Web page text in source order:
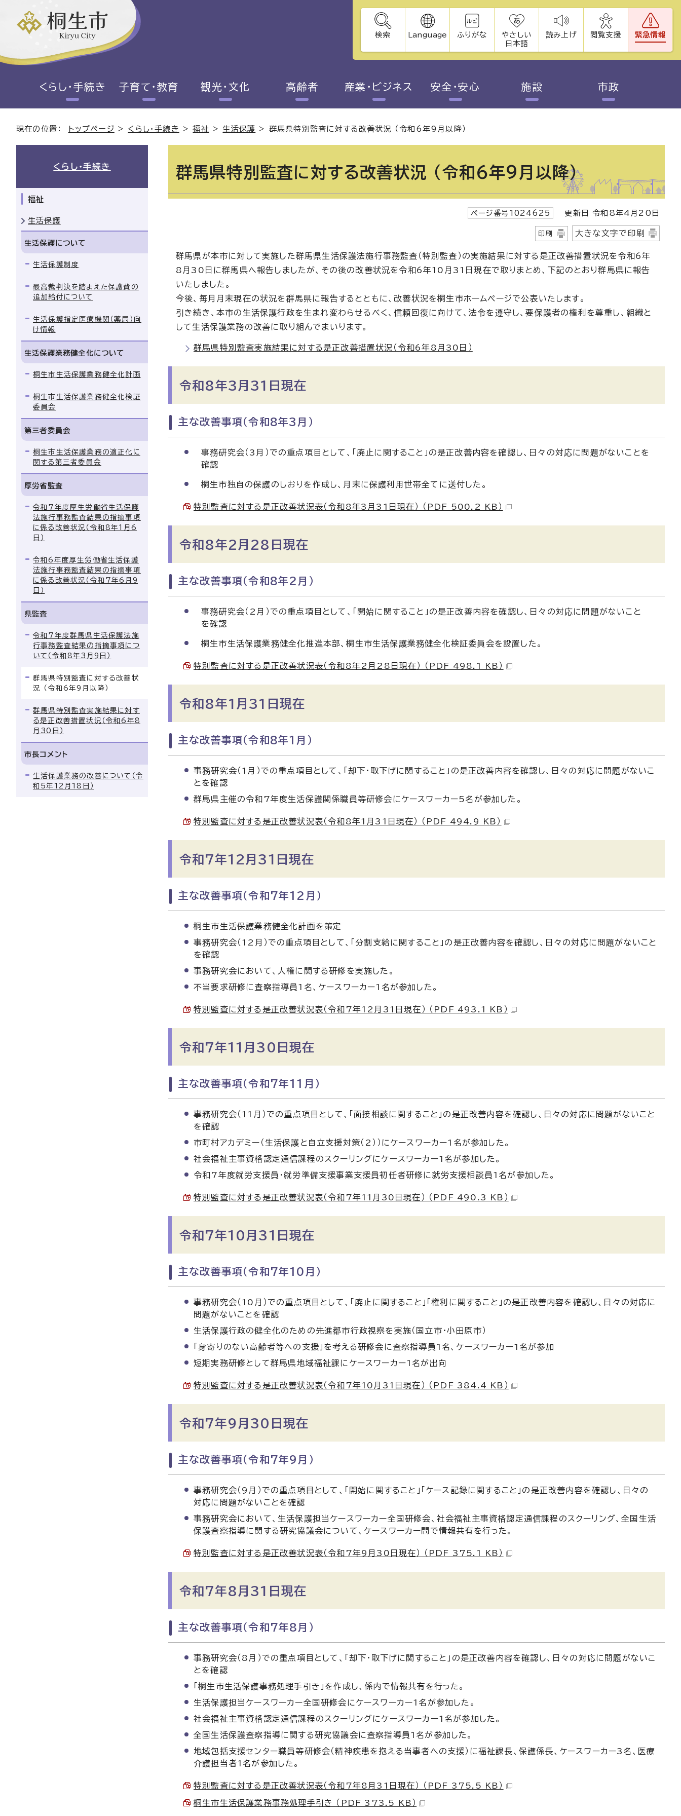
検索 Language ふりがな
やさしい
日本語
読み上げ 閲覧支援 緊急情報
くらし・手続き 子育て・教育 観光・文化 高齢者 産業・ビジネス 安全・安心 施設 市政
現在の位置： トップページ > くらし・手続き >福祉 > 生活保護 > 群馬県特別監査に対する改善状況 （令和6年9月以降）
群馬県特別監査に対する改善状況 （令和6年9月以降）
ページ番号1024625 更新日 令和8年4月20日
印刷 大きな文字で印刷
群馬県が本市に対して実施した群馬県生活保護法施行事務監査（特別監査）の実施結果に対する是正改善措置状況を令和6年
8月30日に群馬県へ報告しましたが、その後の改善状況を令和6年10月31日現在で取りまとめ、下記のとおり群馬県に報告
いたしました。
今後、毎月月末現在の状況を群馬県に報告するとともに、改善状況を桐生市ホームページで公表いたします。
引き続き、本市の生活保護行政を生まれ変わらせるべく、信頼回復に向けて、法令を遵守し、要保護者の権利を尊重し、組織と
して生活保護業務の改善に取り組んでまいります。
群馬県特別監査実施結果に対する是正改善措置状況（令和6年8月30日）
令和8年3月31日現在
主な改善事項（令和8年3月）
事務研究会（3月）での重点項目として、「廃止に関すること」の是正改善内容を確認し、日々の対応に問題がないことを
確認
桐生市独自の保護のしおりを作成し、月末に保護利用世帯全てに送付した。
特別監査に対する是正改善状況表（令和8年3月31日現在） （PDF 500.2 KB）
令和8年2月28日現在
主な改善事項（令和8年2月）
事務研究会（2月）での重点項目として、「開始に関すること」の是正改善内容を確認し、日々の対応に問題がないこと
を確認
桐生市生活保護業務健全化推進本部、桐生市生活保護業務健全化検証委員会を設置した。
特別監査に対する是正改善状況表（令和8年2月28日現在） （PDF 498.1 KB）
令和8年1月31日現在
主な改善事項（令和8年1月）
事務研究会（1月）での重点項目として、「却下・取下げに関すること」の是正改善内容を確認し、日々の対応に問題がないこ
とを確認
群馬県主催の令和7年度生活保護関係職員等研修会にケースワーカー5名が参加した。
特別監査に対する是正改善状況表（令和8年1月31日現在） （PDF 494.9 KB）
令和7年12月31日現在
主な改善事項（令和7年12月）
桐生市生活保護業務健全化計画を策定
事務研究会（12月）での重点項目として、「分割支給に関すること」の是正改善内容を確認し、日々の対応に問題がないこと
を確認
事務研究会において、人権に関する研修を実施した。
不当要求研修に査察指導員1名、ケースワーカー1名が参加した。
特別監査に対する是正改善状況表（令和7年12月31日現在） （PDF 493.1 KB）
令和7年11月30日現在
主な改善事項（令和7年11月）
事務研究会（11月）での重点項目として、「面接相談に関すること」の是正改善内容を確認し、日々の対応に問題がないこと
を確認
市町村アカデミー（生活保護と自立支援対策（2））にケースワーカー1名が参加した。
社会福祉主事資格認定通信課程のスクーリングにケースワーカー1名が参加した。
令和7年度就労支援員・就労準備支援事業支援員初任者研修に就労支援相談員1名が参加した。
特別監査に対する是正改善状況表（令和7年11月30日現在） （PDF 490.3 KB）
令和7年10月31日現在
主な改善事項（令和7年10月）
事務研究会（10月）での重点項目として、「廃止に関すること」「権利に関すること」の是正改善内容を確認し、日々の対応に
問題がないことを確認
生活保護行政の健全化のための先進都市行政視察を実施（国立市・小田原市）
「身寄りのない高齢者等への支援」を考える研修会に査察指導員1名、ケースワーカー1名が参加
短期実務研修として群馬県地域福祉課にケースワーカー1名が出向
特別監査に対する是正改善状況表（令和7年10月31日現在） （PDF 384.4 KB）
令和7年9月30日現在
主な改善事項（令和7年9月）
事務研究会（9月）での重点項目として、「開始に関すること」「ケース記録に関すること」の是正改善内容を確認し、日々の
対応に問題がないことを確認
事務研究会において、生活保護担当ケースワーカー全国研修会、社会福祉主事資格認定通信課程のスクーリング、全国生活
保護査察指導に関する研究協議会について、ケースワーカー間で情報共有を行った。
特別監査に対する是正改善状況表（令和7年9月30日現在） （PDF 375.1 KB）
令和7年8月31日現在
主な改善事項（令和7年8月）
事務研究会（8月）での重点項目として、「却下・取下げに関すること」の是正改善内容を確認し、日々の対応に問題がないこ
とを確認
「桐生市生活保護事務処理手引き」を作成し、係内で情報共有を行った。
生活保護担当ケースワーカー全国研修会にケースワーカー1名が参加した。
社会福祉主事資格認定通信課程のスクーリングにケースワーカー1名が参加した。
全国生活保護査察指導に関する研究協議会に査察指導員1名が参加した。
地域包括支援センター職員等研修会（精神疾患を抱える当事者への支援）に福祉課長、保護係長、ケースワーカー3名、医療
介護担当者1名が参加した。
特別監査に対する是正改善状況表（令和7年8月31日現在） （PDF 375.5 KB）
桐生市生活保護業務事務処理手引き （PDF 373.5 KB）
くらし・手続き
福祉
生活保護
生活保護について
生活保護制度
最高裁判決を踏まえた保護費の
追加給付について
生活保護指定医療機関（薬局）向
け情報
生活保護業務健全化について
桐生市生活保護業務健全化計画
桐生市生活保護業務健全化検証
委員会
第三者委員会
桐生市生活保護業務の適正化に
関する第三者委員会
厚労省監査
令和7年度厚生労働省生活保護
法施行事務監査結果の指摘事項
に係る改善状況（令和8年1月6
日）
令和6年度厚生労働省生活保護
法施行事務監査結果の指摘事項
に係る改善状況（令和7年6月9
日）
県監査
令和7年度群馬県生活保護法施
行事務監査結果の指摘事項につ
いて（令和8年3月9日）
群馬県特別監査に対する改善状
況 （令和6年9月以降）
群馬県特別監査実施結果に対す
る是正改善措置状況（令和6年8
月30日）
市長コメント
生活保護業務の改善について（令
和5年12月18日）